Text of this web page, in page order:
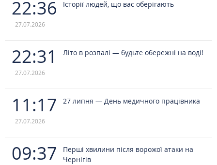
22:36
27.07.2026
Історії людей, що вас оберігають
22:31
27.07.2026
Літо в розпалі — будьте обережні на воді!
11:17
27.07.2026
27 липня — День медичного працівника
09:37
Перші хвилини після ворожої атаки на
Чернігів